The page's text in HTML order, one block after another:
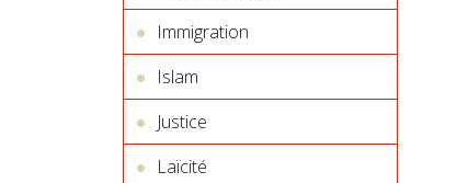
Immigration
Islam
Justice
Laïcité